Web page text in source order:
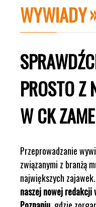
WYWIADY
PROSTO Z
W CK
Przeprowadzanie
związanymi z branżą
największych
naszej nowej